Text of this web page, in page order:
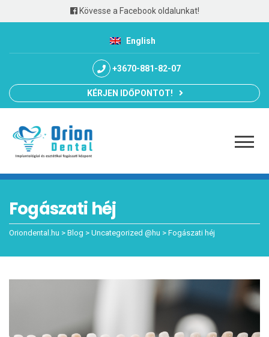
Kövesse a Facebook oldalunkat!
English
+3670-881-82-07
KÉRJEN IDŐPONTOT!
Fogászati héj
Oriondental.hu > Blog > Uncategorized @hu > Fogászati héj